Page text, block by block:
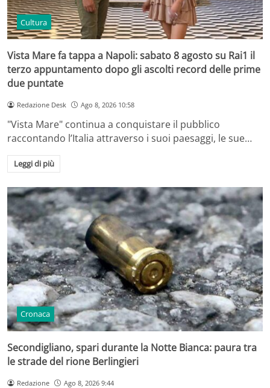
Cultura
Vista Mare fa tappa a Napoli: sabato 8 agosto su Rai1 il
terzo appuntamento dopo gli ascolti record delle prime
due puntate
Redazione Desk Ago 8, 2026 10:58
"Vista Mare" continua a conquistare il pubblico
raccontando l’Italia attraverso i suoi paesaggi, le sue…
Leggi di più
Cronaca
Secondigliano, spari durante la Notte Bianca: paura tra
le strade del rione Berlingieri
Redazione Ago 8, 2026 9:44